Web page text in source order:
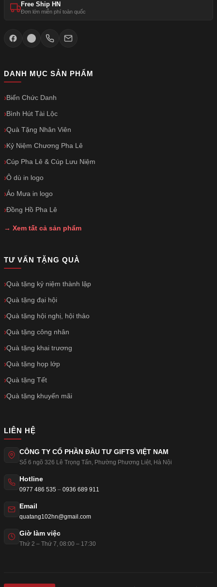
Free Ship HN
Đơn lớn miễn phí toàn quốc
DANH MỤC SẢN PHẨM
Biển Chức Danh
Bình Hút Tài Lộc
Quà Tặng Nhân Viên
Kỷ Niệm Chương Pha Lê
Cúp Pha Lê & Cúp Lưu Niệm
Ô dù in logo
Áo Mưa in logo
Đồng Hồ Pha Lê
→ Xem tất cả sản phẩm
TƯ VẤN TẶNG QUÀ
Quà tặng kỷ niệm thành lập
Quà tặng đại hội
Quà tặng hội nghị, hội thảo
Quà tặng công nhân
Quà tặng khai trương
Quà tặng họp lớp
Quà tặng Tết
Quà tặng khuyến mãi
LIÊN HỆ
CÔNG TY CỔ PHẦN ĐẦU TƯ GIFTS VIỆT NAM
Số 6 ngõ 326 Lê Trọng Tấn, Phường Phương Liệt, Hà Nội
Hotline
0977 486 535 – 0936 689 911
Email
quatang102hn@gmail.com
Giờ làm việc
Thứ 2 – Thứ 7, 08:00 – 17:30